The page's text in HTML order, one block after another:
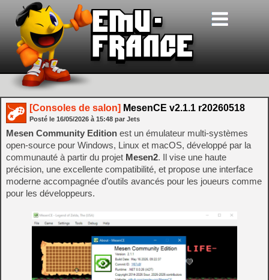
[Consoles de salon] MesenCE v2.1.1 r20260518
Posté le 16/05/2026 à 15:48 par Jets
Mesen Community Edition est un émulateur multi‑systèmes
open‑source pour Windows, Linux et macOS, développé par la
communauté à partir du projet Mesen2. Il vise une haute
précision, une excellente compatibilité, et propose une interface
moderne accompagnée d’outils avancés pour les joueurs comme
pour les développeurs.